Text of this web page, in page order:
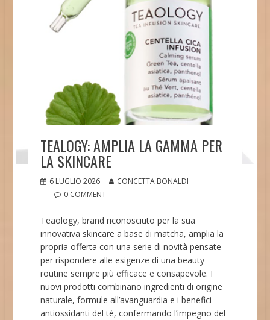
TEALOGY: AMPLIA LA GAMMA PER
LA SKINCARE
6 LUGLIO 2026
CONCETTA BONALDI
0 COMMENT
Teaology, brand riconosciuto per la sua
innovativa skincare a base di matcha, amplia la
propria offerta con una serie di novità pensate
per rispondere alle esigenze di una beauty
routine sempre più efficace e consapevole. I
nuovi prodotti combinano ingredienti di origine
naturale, formule all’avanguardia e i benefici
antiossidanti del tè, confermando l’impegno del